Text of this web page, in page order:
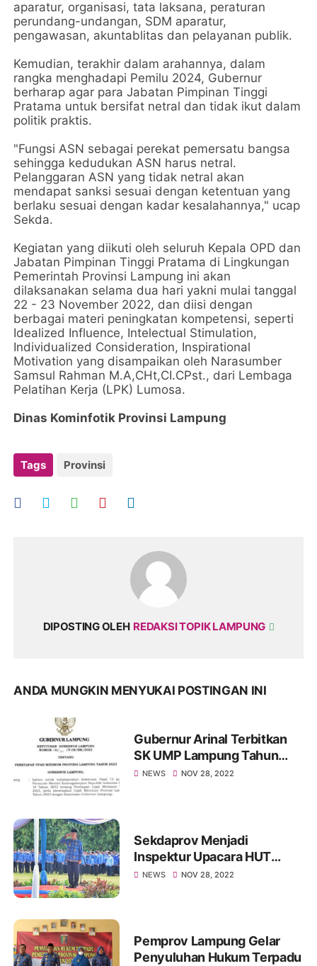
aparatur, organisasi, tata laksana, peraturan
perundang-undangan, SDM aparatur,
pengawasan, akuntablitas dan pelayanan publik.
Kemudian, terakhir dalam arahannya, dalam
rangka menghadapi Pemilu 2024, Gubernur
berharap agar para Jabatan Pimpinan Tinggi
Pratama untuk bersifat netral dan tidak ikut dalam
politik praktis.
"Fungsi ASN sebagai perekat pemersatu bangsa
sehingga kedudukan ASN harus netral.
Pelanggaran ASN yang tidak netral akan
mendapat sanksi sesuai dengan ketentuan yang
berlaku sesuai dengan kadar kesalahannya," ucap
Sekda.
Kegiatan yang diikuti oleh seluruh Kepala OPD dan
Jabatan Pimpinan Tinggi Pratama di Lingkungan
Pemerintah Provinsi Lampung ini akan
dilaksanakan selama dua hari yakni mulai tanggal
22 - 23 November 2022, dan diisi dengan
berbagai materi peningkatan kompetensi, seperti
Idealized Influence, Intelectual Stimulation,
Individualized Consideration, Inspirational
Motivation yang disampaikan oleh Narasumber
Samsul Rahman M.A,CHt,CI.CPst., dari Lembaga
Pelatihan Kerja (LPK) Lumosa.
Dinas Kominfotik Provinsi Lampung
Tags Provinsi
DIPOSTING OLEH REDAKSI TOPIK LAMPUNG
ANDA MUNGKIN MENYUKAI POSTINGAN INI
Gubernur Arinal Terbitkan
SK UMP Lampung Tahun
2023
NEWS NOV 28, 2022
Sekdaprov Menjadi
Inspektur Upacara HUT
Korpri ke-51
NEWS NOV 28, 2022
Pemprov Lampung Gelar
Penyuluhan Hukum Terpadu